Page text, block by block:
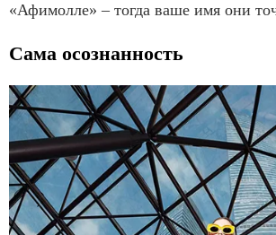
«Афимолле» – тогда ваше имя они
Сама осознанность